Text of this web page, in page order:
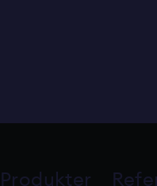
Produkter